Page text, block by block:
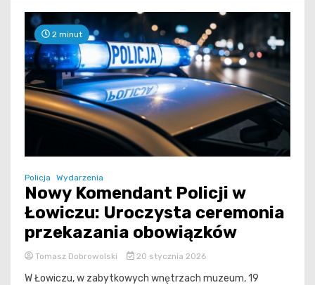
2 minut
Policja Wydarzenia
Nowy Komendant Policji w
Łowiczu: Uroczysta ceremonia
przekazania obowiązków
Tomasz Dobrowolski 20 stycznia 2026
W Łowiczu, w zabytkowych wnętrzach muzeum, 19